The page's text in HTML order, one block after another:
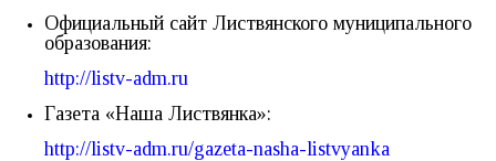
Официальный сайт Листвянского муниципального
образования:
http://listv-adm.ru
Газета «Наша Листвянка»:
http://listv-adm.ru/gazeta-nasha-listvyanka